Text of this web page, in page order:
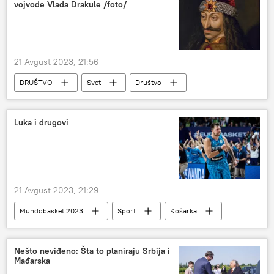
vojvode Vlada Drakule /foto/
21 Avgust 2023, 21:56
DRUŠTVO Svet Društvo
Luka i drugovi
21 Avgust 2023, 21:29
Mundobasket 2023 Sport
Košarka
Mundobasket 2023 – timovi
Luka Dončić
Nešto neviđeno: Šta to planiraju Srbija i
Mađarska